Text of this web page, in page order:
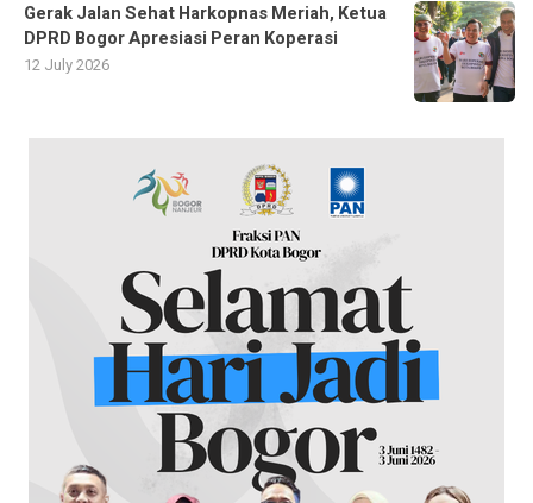
Gerak Jalan Sehat Harkopnas Meriah, Ketua
DPRD Bogor Apresiasi Peran Koperasi
12 July 2026